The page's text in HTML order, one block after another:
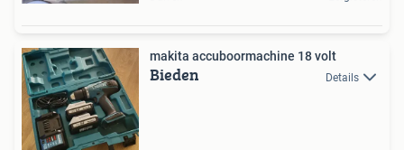
makita accuboormachine 18 volt
Bieden Details